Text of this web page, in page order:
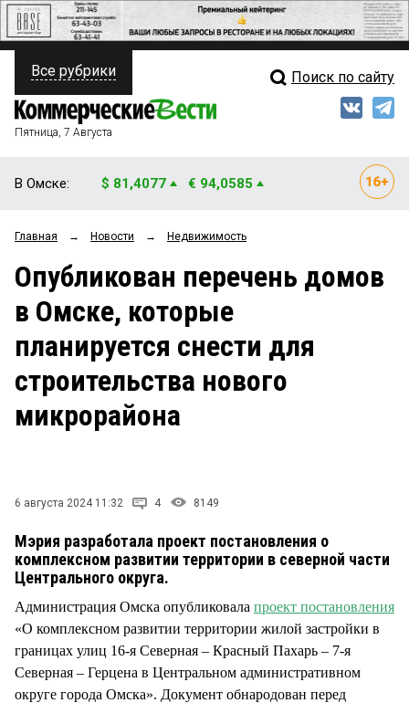
ПОЛИТИКА
ФИНАНСЫ
ОБЩЕСТВО
ЗАКОН
НОВОСТИ КОМПАНИЙ
СТИЛЬ ЖИЗНИ
Свежий выпуск
Мнения
Рейтинги
Архив
Все рубрики Поиск по сайту
Пятница, 7 Августа
В Омске: $ 81,4077 € 94,0585
Главная → Новости → Недвижимость
Опубликован перечень домов
в Омске, которые
планируется снести для
строительства нового
микрорайона
6 августа 2024 11:32 4 8149
Мэрия разработала проект постановления о
комплексном развитии территории в северной части
Центрального округа.
Администрация Омска опубликовала проект постановления
«О комплексном развитии территории жилой застройки в
границах улиц 16-я Северная – Красный Пахарь – 7-я
Северная – Герцена в Центральном административном
округе города Омска». Документ обнародован перед